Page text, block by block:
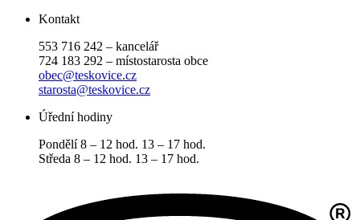
Kontakt
553 716 242 – kancelář
724 183 292 – místostarosta obce
obec@teskovice.cz
starosta@teskovice.cz
Úřední hodiny
Pondělí 8 – 12 hod. 13 – 17 hod.
Středa 8 – 12 hod. 13 – 17 hod.